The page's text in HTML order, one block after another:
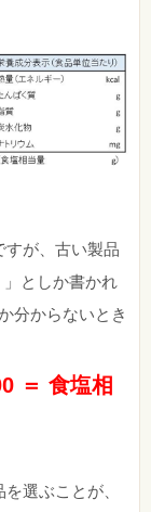
すが、古い製品
としか書かれ
分からないとき
＝ 食塩相
選ぶことが、